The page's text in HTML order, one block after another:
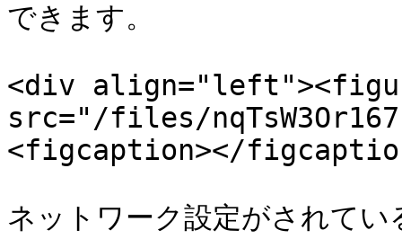
できます。
<div
src="/files/
<figcaption></
ネットワーク設定がされて